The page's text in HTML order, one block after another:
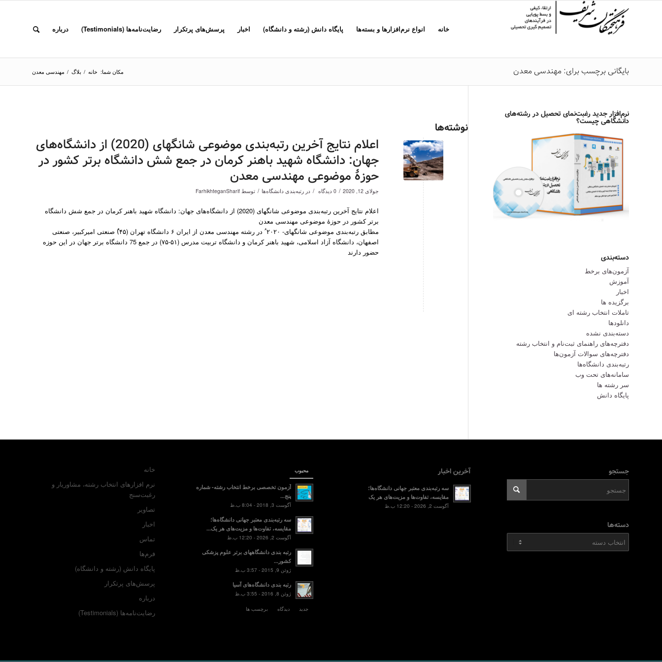
خانه انواع نرم‌افزارها و بسته‌ها پایگاه دانش (رشته و دانشگاه) اخبار پرسش‌های پرتکرار رضایت‌نامه‌ها (Testimonials) درباره
بایگانی برچسب برای: مهندسی معدن مکان شما: خانه / بلاگ / مهندسی معدن
نوشته‌ها
اعلام نتایج آخرین رتبه‌بندی موضوعی شانگهای (2020) از دانشگاه‌های
جهان: دانشگاه شهید باهنر کرمان در جمع شش دانشگاه برتر کشور در
حوزۀ موضوعی مهندسی معدن
جولای 12, 2020 / 0 دیدگاه / در رتبه‌بندی دانشگاه‌ها / توسط FarhikhteganSharif
اعلام نتایج آخرین رتبه‌بندی موضوعی شانگهای (2020) از دانشگاه‌های جهان: دانشگاه شهید باهنر کرمان در جمع شش دانشگاه
برتر کشور در حوزۀ موضوعی مهندسی معدن
مطابق رتبه‌بندی موضوعی شانگهای- ۲۰۲۰ ُ در رشته مهندسی معدن از ایران ۶ دانشگاه تهران (۴۵)ُ صنعتی امیرکبیر، صنعتی
اصفهان، دانشگاه آزاد اسلامی، شهید باهنر کرمان و دانشگاه تربیت مدرس (۵۱-۷۵) در جمع 75 دانشگاه برتر جهان در این حوزه
حضور دارند
نرم‌افزار جدید رغبت‌نمای تحصیل در رشته‌های
دانشگاهی چیست؟
دسته‌بندی
آزمون‌های برخط
آموزش
اخبار
برگزیده ها
تاملات انتخاب رشته ای
دانلودها
دسته‌بندی نشده
دفترچه‌های راهنمای ثبت‌نام و انتخاب رشته
دفترچه‌‌های سوالات آزمون‌ها
رتبه‌بندی دانشگاه‌ها
سامانه‌های تحت وب
سر رشته ها
پایگاه دانش
جستجو
دسته‌ها
آخرین اخبار
سه رتبه‌بندی معتبر جهانی دانشگاه‌ها؛
مقایسه، تفاوت‌ها و مزیت‌های هر یک
آگوست 2, 2026 - 12:20 ب.ظ
محبوب
آزمون تخصصی برخط انتخاب رشته- شماره
پنج...
آگوست 3, 2018 - 8:04 ب.ظ
سه رتبه‌بندی معتبر جهانی دانشگاه‌ها؛
مقایسه، تفاوت‌ها و مزیت‌های هر یک...
آگوست 2, 2026 - 12:20 ب.ظ
رتبه بندی دانشگاههای برتر علوم پزشکی
کشور...
ژوئن 9, 2015 - 3:57 ب.ظ
رتبه بندی دانشگاه‌های آسیا
ژوئن 8, 2016 - 3:55 ب.ظ
جدید دیدگاه برچسب ها
خانه
نرم افزارهای انتخاب رشته، مشاوریار و
رغبت‌سنج
تصاویر
اخبار
تماس
فرم‌ها
پایگاه دانش (رشته و دانشگاه)
پرسش‌های پرتکرار
درباره
رضایت‌نامه‌ها (Testimonials)